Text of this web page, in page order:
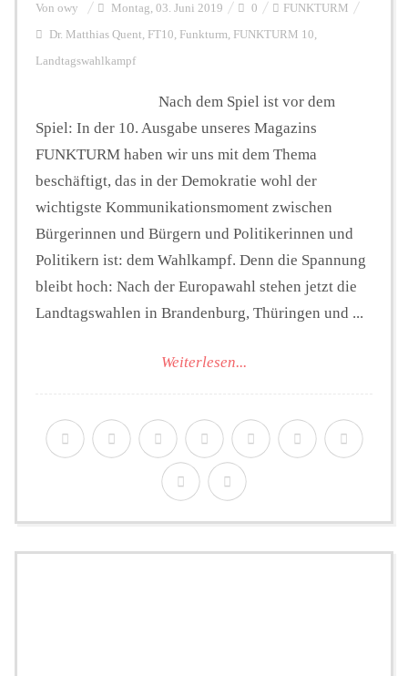
FUNKTURM-Beiträge
Podcast
Seminare
Unterstützen
Von owy Montag, 03. Juni 2019 0 FUNKTURM
Dr. Matthias Quent, FT10, Funkturm, FUNKTURM 10,
Landtagswahlkampf
Nach dem Spiel ist vor dem
Spiel: In der 10. Ausgabe unseres Magazins
FUNKTURM haben wir uns mit dem Thema
beschäftigt, das in der Demokratie wohl der
wichtigste Kommunikationsmoment zwischen
Bürgerinnen und Bürgern und Politikerinnen und
Politikern ist: dem Wahlkampf. Denn die Spannung
bleibt hoch: Nach der Europawahl stehen jetzt die
Landtagswahlen in Brandenburg, Thüringen und ...
Weiterlesen...